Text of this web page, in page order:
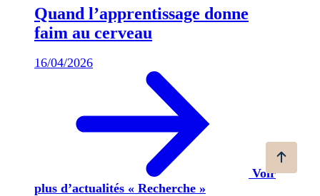
Quand l’apprentissage donne
faim au cerveau
16/04/2026
Voir
plus d’actualités « Recherche »